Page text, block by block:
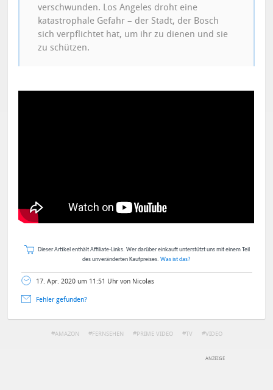
verschwunden. Los Angeles droht eine
katastrophale Gefahr – der Stadt, der Bosch
sich verpflichtet hat, um ihr zu dienen und sie
zu schützen.
Dieser Artikel enthält Affiliate-Links. Wer darüber einkauft unterstützt uns mit einem Teil
des unveränderten Kaufpreises. Was ist das?
17. Apr. 2020 um 11:51 Uhr von Nicolas
Fehler gefunden?
AMAZON FERNSEHEN PRIME VIDEO TV VIDEO